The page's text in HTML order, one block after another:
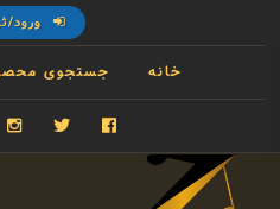
ورود/
خانه جستجوی
فیسبوک توییتر